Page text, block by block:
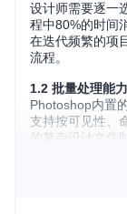
设计师需要逐一
程中80%的时间
在迭代频繁的项
流程。
1.2 批量处理能
Photoshop内置
支持按可见性、
的复杂设计文件